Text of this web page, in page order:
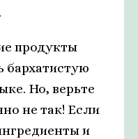
продукты
бархатистую
Но, верьте
не так! Если
и